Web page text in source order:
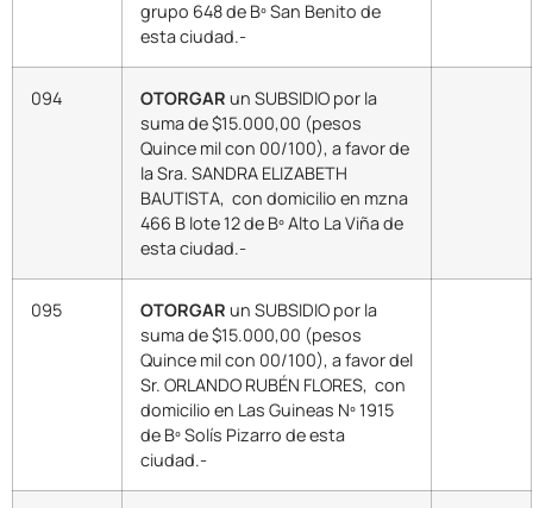
grupo 648 de Bº San Benito de
esta ciudad.-
094 OTORGAR un SUBSIDIO por la
suma de $15.000,00 (pesos
Quince mil con 00/100), a favor de
la Sra. SANDRA ELIZABETH
BAUTISTA, con domicilio en mzna
466 B lote 12 de Bº Alto La Viña de
esta ciudad.-
095 OTORGAR un SUBSIDIO por la
suma de $15.000,00 (pesos
Quince mil con 00/100), a favor del
Sr. ORLANDO RUBÉN FLORES, con
domicilio en Las Guineas Nº 1915
de Bº Solís Pizarro de esta
ciudad.-